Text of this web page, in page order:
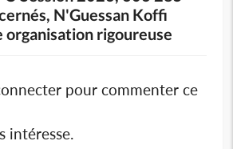
N'Guessan Koffi
organisation rigoureuse
pour commenter ce
intéresse.